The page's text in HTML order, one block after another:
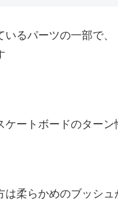
るパーツの一部で
ートボードのター
柔らかめのブッシュ